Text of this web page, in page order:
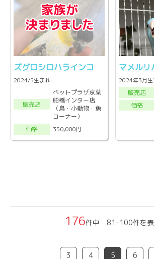
ズグロシロハラインコ
2024/5生まれ
販売店
ペットプラザ京葉
船橋インター店
（鳥・小動物・魚
コーナー）
価格
350,000円
マメルリ
2024年3月生
販売店
価格
176件中 81-100件を
3 4 5 6